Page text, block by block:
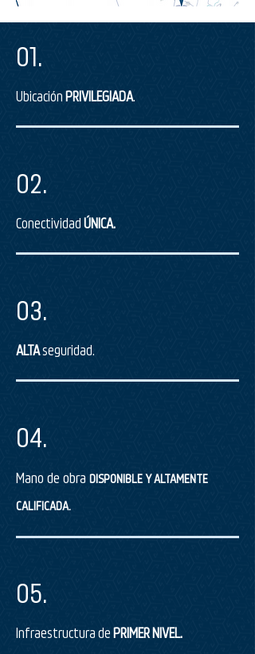
01.
Ubicación PRIVILEGIADA.
02.
ConectividadÚNICA.
03.
ALTAseguridad.
04.
Mano de obra DISPONIBLE Y ALTAMENTE
CALIFICADA.
05.
Infraestructura de PRIMER NIVEL.